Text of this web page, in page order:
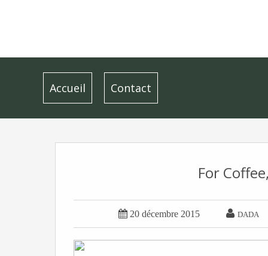
Accueil Contact
For
 20 décembre 2015  DADA